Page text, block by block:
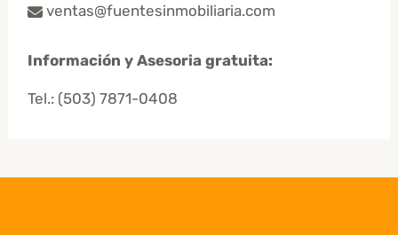
ventas@fuentesinmobiliaria.com
Información y Asesoria gratuita:
Tel.: (503) 7871-0408